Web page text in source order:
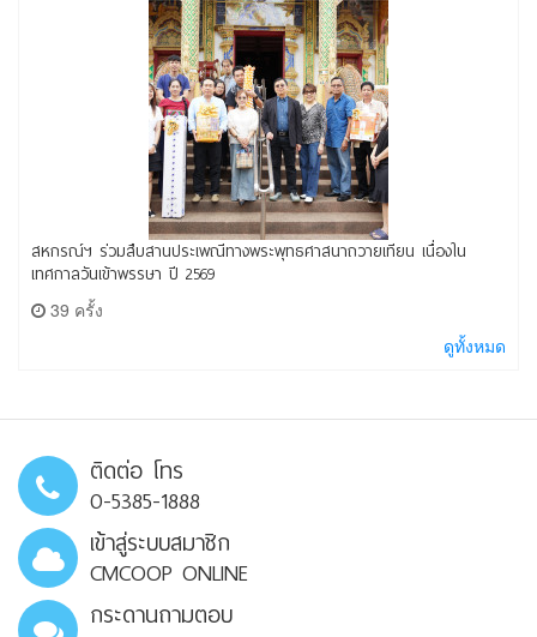
สหกรณ์ฯ ร่วมสืบสานประเพณีทางพระพุทธศาสนาถวายเทียน เนื่องใน
เทศกาลวันเข้าพรรษา ปี 2569
39 ครั้ง
ดูทั้งหมด
ติดต่อ โทร
0-5385-1888
เข้าสู่ระบบสมาชิก
CMCOOP ONLINE
กระดานถามตอบ